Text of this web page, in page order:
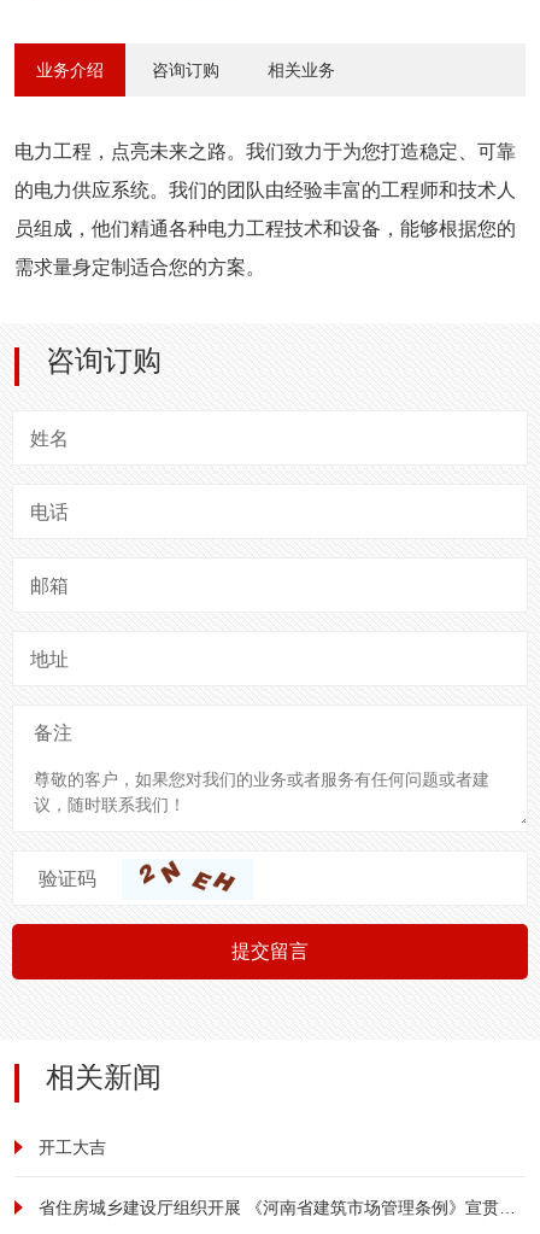
业务介绍 咨询订购 相关业务
电力工程，点亮未来之路。我们致力于为您打造稳定、可靠
的电力供应系统。我们的团队由经验丰富的工程师和技术人
员组成，他们精通各种电力工程技术和设备，能够根据您的
需求量身定制适合您的方案。
咨询订购
姓名
电话
邮箱
地址
备注
验证码
提交留言
相关新闻
开工大吉